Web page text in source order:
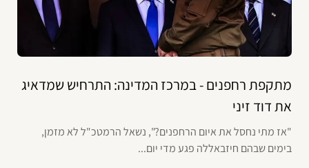
מתקפת רחפנים - במרכז המדינה: התרחיש שמדאיג
את דוד זיני
"אז מתי נחסל את איום הרחפנים?", נשאל הרמטכ"ל לא מזמן,
בימים שבהם חיזבאללה פגע מדי יום...